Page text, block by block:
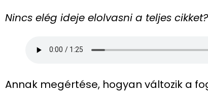
Nincs elég ideje elolvasni a teljes
Annak megértése, hogyan változik a